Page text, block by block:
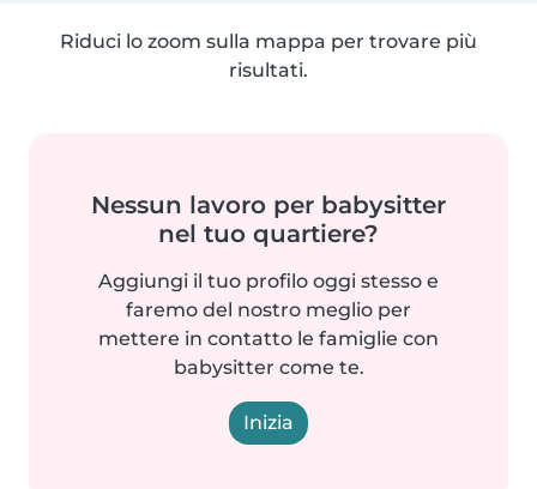
Riduci lo zoom sulla mappa per trovare più
risultati.
Nessun lavoro per babysitter
nel tuo quartiere?
Aggiungi il tuo profilo oggi stesso e
faremo del nostro meglio per
mettere in contatto le famiglie con
babysitter come te.
Inizia